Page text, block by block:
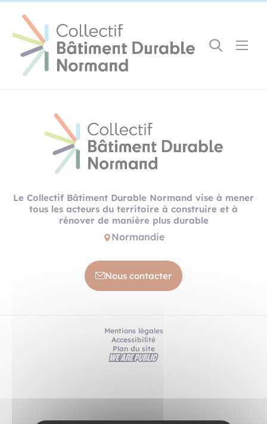
Le Collectif Bâtiment Durable Normand vise à mener
tous les acteurs du territoire à construire et à
rénover de manière plus durable
Normandie
Nous contacter
Mentions légales
Accessibilité
Plan du site
Gestion des couleurs :
Inactif
Interlignage :
Par défaut
Augmenté
Alignement du texte :
Taille du texte :
Très petite
Petite Défaut
Grande
Très grande
Affichage des images & vidéos :
Cookies management panel